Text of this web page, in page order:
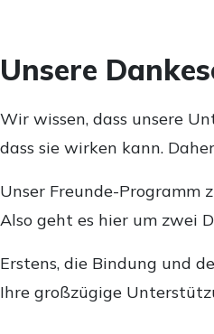
Unsere
Wir wissen, dass unsere
dass sie wirken kann.
Unser Freunde-Programm
Also geht es hier um zwei
Erstens, die Bindung und
Ihre großzügige